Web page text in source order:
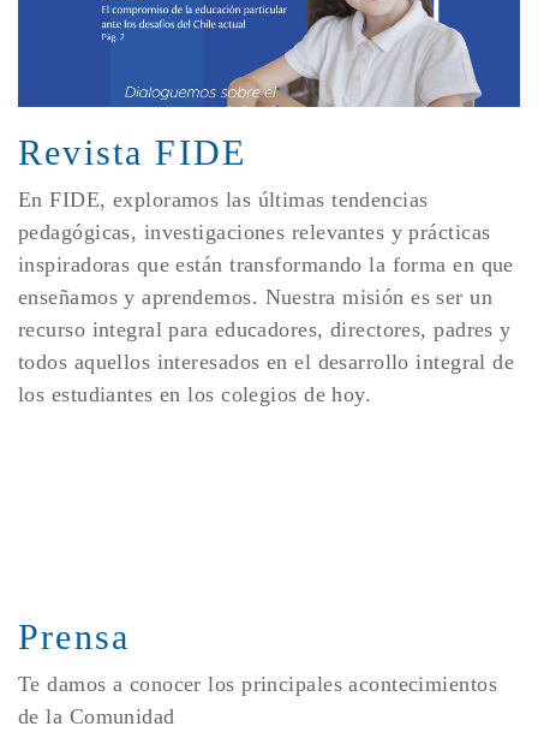
Revista FIDE
En FIDE, exploramos las últimas tendencias
pedagógicas, investigaciones relevantes y prácticas
inspiradoras que están transformando la forma en que
enseñamos y aprendemos. Nuestra misión es ser un
recurso integral para educadores, directores, padres y
todos aquellos interesados en el desarrollo integral de
los estudiantes en los colegios de hoy.
Prensa
Te damos a conocer los principales acontecimientos
de la Comunidad